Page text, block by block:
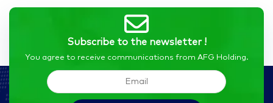
Subscribe to the newsletter !
You agree to receive communications from AFG Holding.